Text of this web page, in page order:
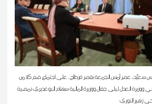
سعيّد، عصر أمس الجمعة بقصر قرطاج، على اجتماع ضم كلا من
ووزيرة العدل ليلى جفال ووزيرة المالية سهام البوغديري نمصية
زهير النوري